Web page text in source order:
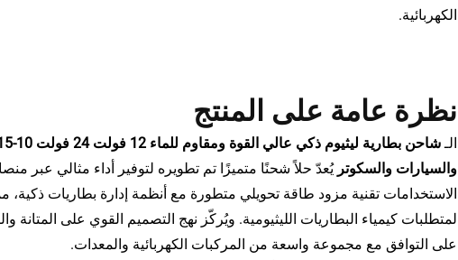
الكهربائية.
نظرة عامة على المنتج
الـ
والسيارات والسكوتريُعدّ حلاً شحنًا متميزًا تم تطويره لتوفير أداء مثالي عبر
الاستخدامات تقنية مزود طاقة تحويلي متطورة مع أنظمة إدارة بطاريات
لمتطلبات كيمياء البطاريات الليثيومية. ويُركّز نهج التصميم القوي على
على التوافق مع مجموعة واسعة من المركبات الكهربائية والمعدات.